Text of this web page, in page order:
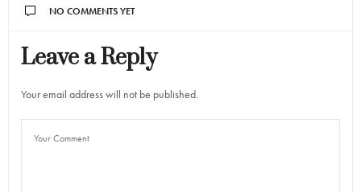
NO COMMENTS YET
Leave a Reply
Your email address will not be published.